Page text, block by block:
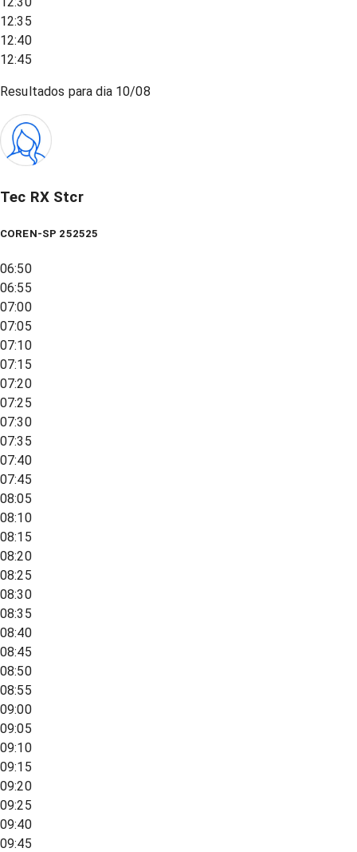
12:35
12:40
12:45
Resultados para dia 10/08
Tec RX Stcr
COREN-SP 252525
06:50
06:55
07:00
07:05
07:10
07:15
07:20
07:25
07:30
07:35
07:40
07:45
08:05
08:10
08:15
08:20
08:25
08:30
08:35
08:40
08:45
08:50
08:55
09:00
09:05
09:10
09:15
09:20
09:25
09:40
09:45